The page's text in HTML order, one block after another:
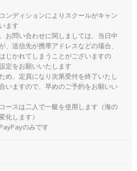
ンディションによりスクールがキャン
ます
お問い合わせに関しましては、当日中
、送信先が携帯アドレスなどの場合、
じかれてしまうことがございますの
定をお願いいたします
め、定員になり次第受付を終了いたし
いますので、早めのご予約をお願いい
ースは二人で一艇を使用します（海の
化します）
のみです